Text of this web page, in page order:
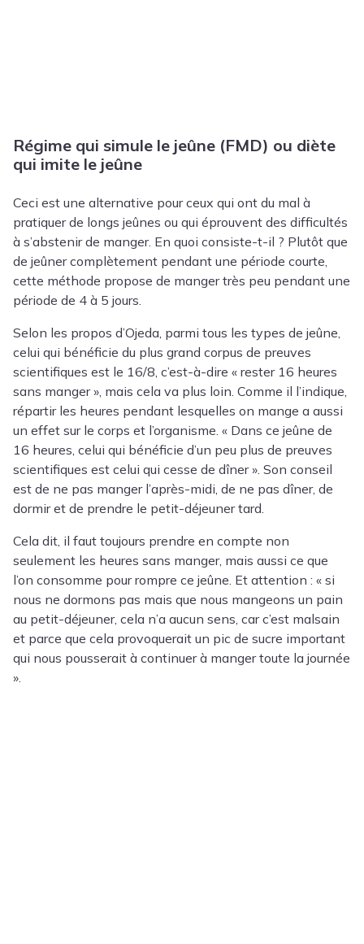
Régime qui simule le jeûne (FMD) ou diète
qui imite le jeûne
Ceci est une alternative pour ceux qui ont du mal à
pratiquer de longs jeûnes ou qui éprouvent des difficultés
à s’abstenir de manger. En quoi consiste-t-il ? Plutôt que
de jeûner complètement pendant une période courte,
cette méthode propose de manger très peu pendant une
période de 4 à 5 jours.
Selon les propos d’Ojeda, parmi tous les types de jeûne,
celui qui bénéficie du plus grand corpus de preuves
scientifiques est le 16/8, c’est-à-dire « rester 16 heures
sans manger », mais cela va plus loin. Comme il l’indique,
répartir les heures pendant lesquelles on mange a aussi
un effet sur le corps et l’organisme. « Dans ce jeûne de
16 heures, celui qui bénéficie d’un peu plus de preuves
scientifiques est celui qui cesse de dîner ». Son conseil
est de ne pas manger l’après-midi, de ne pas dîner, de
dormir et de prendre le petit-déjeuner tard.
Cela dit, il faut toujours prendre en compte non
seulement les heures sans manger, mais aussi ce que
l’on consomme pour rompre ce jeûne. Et attention : « si
nous ne dormons pas mais que nous mangeons un pain
au petit-déjeuner, cela n’a aucun sens, car c’est malsain
et parce que cela provoquerait un pic de sucre important
qui nous pousserait à continuer à manger toute la journée
».